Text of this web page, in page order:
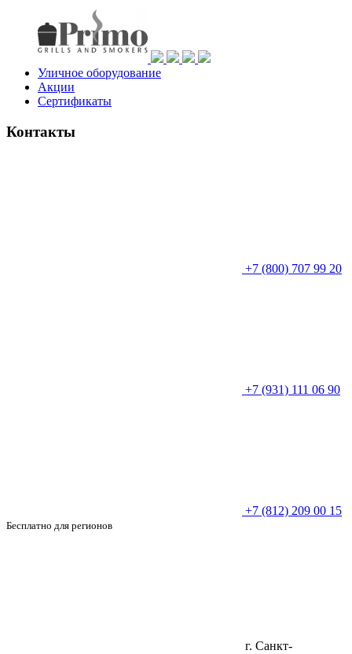
Уличное оборудование
Акции
Сертификаты
Контакты
+7 (800) 707 99 20
+7 (931) 111 06 90
+7 (812) 209 00 15
Бесплатно для регионов
г. Санкт-